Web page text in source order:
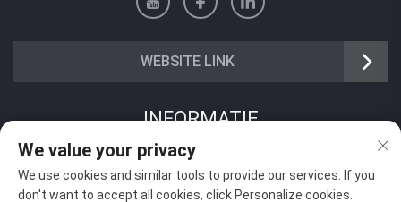
WEBSITE LINK
INFORMATIE
Meld je aan om onze wekelijkse nieuwsbrief te ontvangen
We value your privacy
We use cookies and similar tools to provide our services. If you
don't want to accept all cookies, click Personalize cookies.